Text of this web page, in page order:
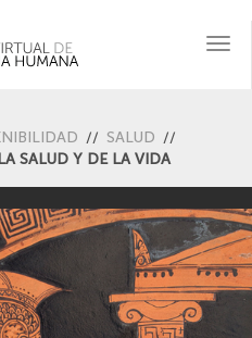
// SALUD //
SALUD Y DE LA VIDA